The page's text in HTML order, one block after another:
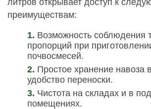
литров открывает доступ к
преимуществам:
Возможность соблюдения
пропорций при
почвосмесей.
Простое хранение навоза
удобство переноски.
Чистота на складах и в
помещениях.